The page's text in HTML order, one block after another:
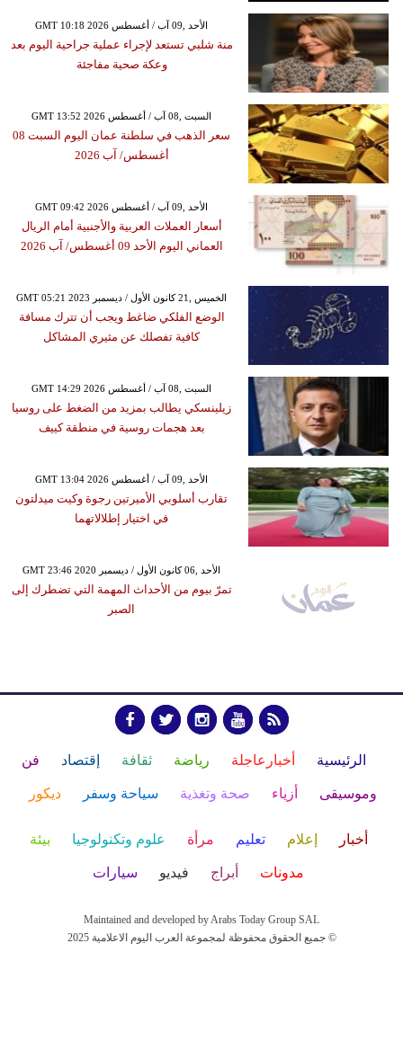
GMT 10:18 2026 الأحد ,09 آب / أغسطس
منة شلبي تستعد لإجراء عملية جراحية اليوم بعد
وعكة صحية مفاجئة
GMT 13:52 2026 السبت ,08 آب / أغسطس
سعر الذهب في سلطنة عمان اليوم السبت 08
أغسطس/ آب 2026
GMT 09:42 2026 الأحد ,09 آب / أغسطس
أسعار العملات العربية والأجنبية أمام الريال
العماني اليوم الأحد 09 أغسطس/ آب 2026
GMT 05:21 2023 الخميس ,21 كانون الأول / ديسمبر
الوضع الفلكي ضاغط ويجب أن تترك مسافة
كافية تفصلك عن مثيري المشاكل
GMT 14:29 2026 السبت ,08 آب / أغسطس
زيلينسكي يطالب بمزيد من الضغط على روسيا
بعد هجمات روسية في منطقة كييف
GMT 13:04 2026 الأحد ,09 آب / أغسطس
تقارب أسلوبي الأميرتين رجوة وكيت ميدلتون
في اختيار إطلالاتهما
GMT 23:46 2020 الأحد ,06 كانون الأول / ديسمبر
تمرّ بيوم من الأحداث المهمة التي تضطرك إلى
الصبر
الرئيسية أخبارعاجلة رياضة ثقافة إقتصاد فن
وموسيقى أزياء صحة وتغذية سياحة وسفر ديكور
أخبار إعلام تعليم مرأة علوم وتكنولوجيا بيئة
مدونات أبراج فيديو سيارات
Maintained and developed by Arabs Today Group SAL
جميع الحقوق محفوظة لمجموعة العرب اليوم الاعلامية 2025 ©